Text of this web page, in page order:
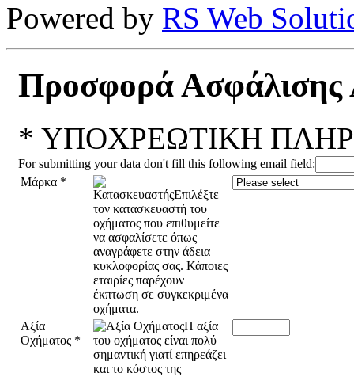
Powered by RS Web
Προσφορά Ασφάλισης
* ΥΠΟΧΡΕΩΤΙΚΗ
For submitting your data don't fill this following email field:
Μάρκα *
Αξία
Οχήματος *